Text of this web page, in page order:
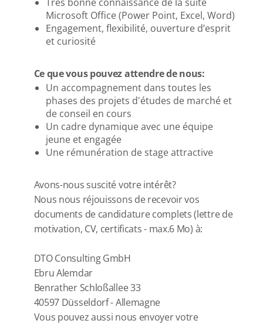
Microsoft Office (Power Point, Excel, Word)
Engagement, flexibilité, ouverture d’esprit
et curiosité
Ce que vous pouvez attendre de nous:
Un accompagnement dans toutes les
phases des projets d'études de marché et
de conseil en cours
Un cadre dynamique avec une équipe
jeune et engagée
Une rémunération de stage attractive
Avons-nous suscité votre intérêt?
Nous nous réjouissons de recevoir vos
documents de candidature complets (lettre de
motivation, CV, certificats - max.6 Mo) à:
DTO Consulting GmbH
Ebru Alemdar
Benrather Schloßallee 33
40597 Düsseldorf - Allemagne
Vous pouvez aussi nous envoyer votre